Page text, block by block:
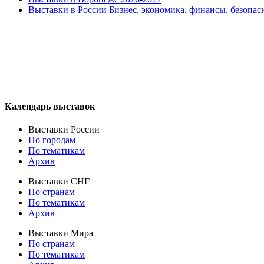
Выставки в России Бизнес, экономика, финансы,
Календарь выставок
Выставки России
По городам
По тематикам
Архив
Выставки СНГ
По странам
По тематикам
Архив
Выставки Мира
По странам
По тематикам